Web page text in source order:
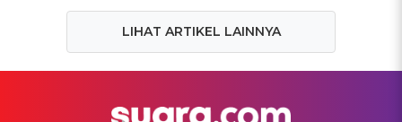
LIHAT ARTIKEL LAINNYA